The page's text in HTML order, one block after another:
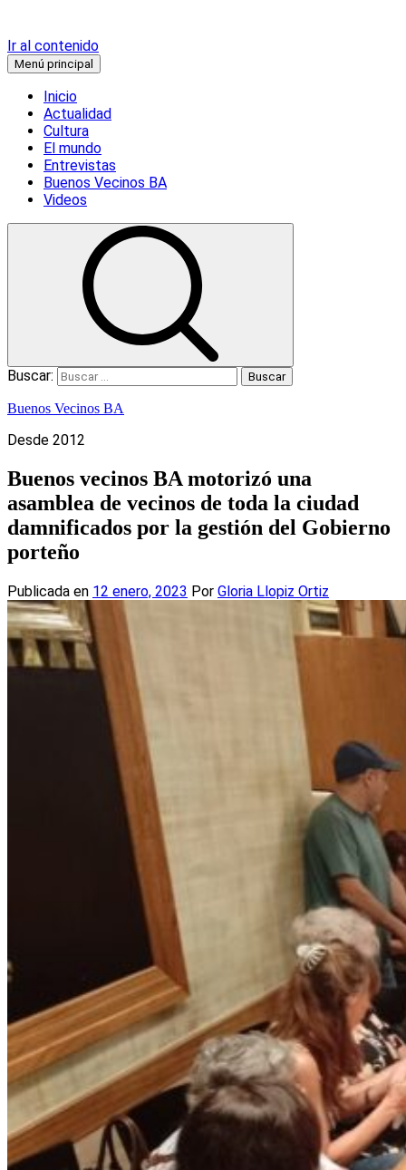
Ir al contenido
Menú principal
Inicio
Actualidad
Cultura
El mundo
Entrevistas
Buenos Vecinos BA
Videos
Buscar:
Buenos Vecinos BA
Desde 2012
Buenos vecinos BA motorizó una
asamblea de vecinos de toda la ciudad
damnificados por la gestión del Gobierno
porteño
Publicada en 12 enero, 2023 Por Gloria Llopiz Ortiz